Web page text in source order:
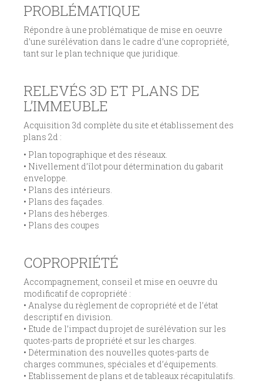
PROBLÉMATIQUE
Répondre à une problématique de mise en oeuvre
d’une surélévation dans le cadre d’une copropriété,
tant sur le plan technique que juridique.
RELEVÉS 3D ET PLANS DE
L’IMMEUBLE
Acquisition 3d complète du site et établissement des
plans 2d :
• Plan topographique et des réseaux.
• Nivellement d’îlot pour détermination du gabarit
enveloppe.
• Plans des intérieurs.
• Plans des façades.
• Plans des héberges.
• Plans des coupes
COPROPRIÉTÉ
Accompagnement, conseil et mise en oeuvre du
modificatif de copropriété :
• Analyse du règlement de copropriété et de l’état
descriptif en division.
• Etude de l’impact du projet de surélévation sur les
quotes-parts de propriété et sur les charges.
• Détermination des nouvelles quotes-parts de
charges communes, spéciales et d’équipements.
• Etablissement de plans et de tableaux récapitulatifs.